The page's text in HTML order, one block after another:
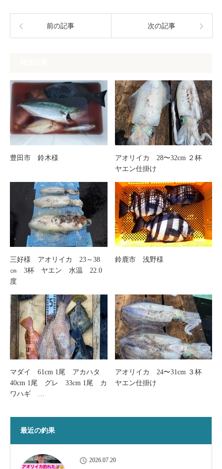
前の記事 次の記事
豊田市 鈴木様
アオリイカ 28〜32cm ２杯
ヤエン仕掛け
三好様 アオリイカ 23～38
㎝ 3杯 ヤエン 水温 22.0
度
鈴鹿市 浅野様
マダイ 61cm 1尾 アカハタ
40cm 1尾 グレ 33cm 1尾 カ
ワハギ …
アオリイカ 24〜31cm ３杯
ヤエン仕掛け
最近の釣果
2026.07.20